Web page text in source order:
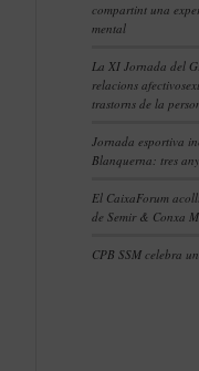
compartint una
mental
La XI Jornada del
relacions
trastorns de la
Jornada esportiva
Blanquerna: tres
El CaixaForum
de Semir & Conxa
CPB SSM celebra